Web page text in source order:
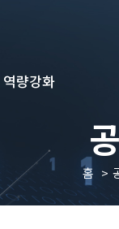
역량강화
홈